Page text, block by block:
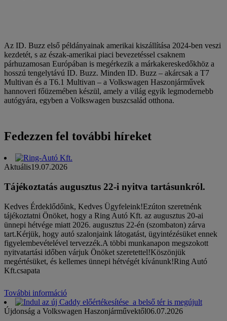
Az ID. Buzz első példányainak amerikai kiszállítása 2024-ben veszi
kezdetét, s az észak-amerikai piaci bevezetéssel csaknem
párhuzamosan Európában is megérkezik a márkakereskedőkhöz a
hosszú tengelytávú ID. Buzz. Minden ID. Buzz – akárcsak a T7
Multivan és a T6.1 Multivan – a Volkswagen Haszonjárművek
hannoveri főüzemében készül, amely a világ egyik legmodernebb
autógyára, egyben a Volkswagen buszcsalád otthona.
Fedezzen fel további híreket
Aktuális19.07.2026
Tájékoztatás augusztus 22-i nyitva tartásunkról.
Kedves Érdeklődőink, Kedves Ügyfeleink!Ezúton szeretnénk
tájékoztatni Önöket, hogy a Ring Autó Kft. az augusztus 20-ai
ünnepi hétvége miatt 2026. augusztus 22-én (szombaton) zárva
tart.Kérjük, hogy autó szalonjaink látogatást, ügyintézésüket ennek
figyelembevételével tervezzék.A többi munkanapon megszokott
nyitvatartási időben várjuk Önöket szeretettel!Köszönjük
megértésüket, és kellemes ünnepi hétvégét kívánunk!Ring Autó
Kft.csapata
További információ
Újdonság a Volkswagen Haszonjárművektől06.07.2026